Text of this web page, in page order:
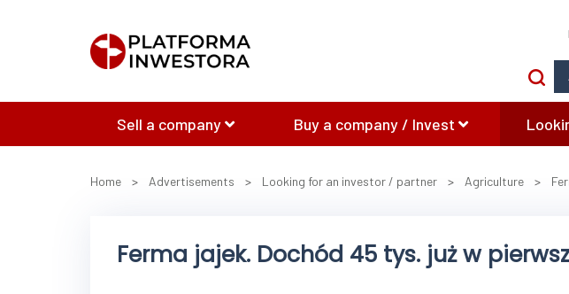
Sell a company Buy a company / Invest
Home > Advertisements > Looking for an investor / partner > Agriculture >
Ferma jajek. Dochód 45 tys. już w